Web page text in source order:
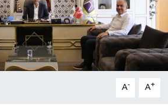
A- A+